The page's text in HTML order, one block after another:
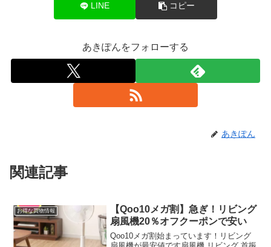
LINE コピー
あきぽんをフォローする
あきぽん
関連記事
お得な買物情報
【Qoo10メガ割】急ぎ！リビング
扇風機20％オフクーポンで安い
Qoo10メガ割始まっています！リビング